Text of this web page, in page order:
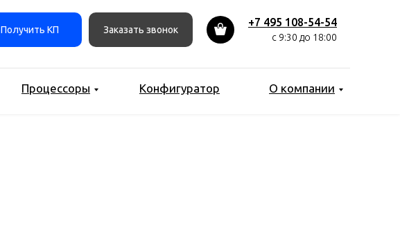
+7 495 108-54-54
с 9:30 до 18:00
Заказать звонок
Получить КП
Процессоры Конфигуратор О компании